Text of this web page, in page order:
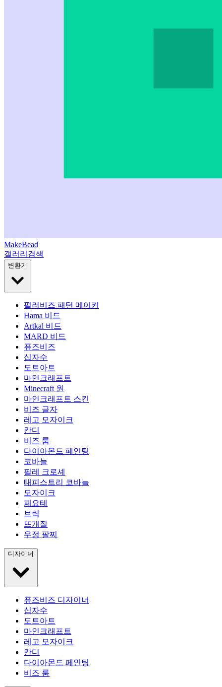
MakeBead
갤러리 검색
변환기
펄러비즈 패턴 메이커
Hama 비드
Artkal 비드
MARD 비드
퓨즈비즈
십자수
도트아트
마인크래프트
Minecraft 원
마인크래프트 스킨
비즈 글자
레고 모자이크
칸디
비즈 룸
다이아몬드 페인팅
코바늘
필레 크로셰
태피스트리 코바늘
모자이크
페요테
브릭
뜨개질
우정 팔찌
디자이너
퓨즈비즈 디자이너
십자수
도트아트
마인크래프트
레고 모자이크
칸디
다이아몬드 페인팅
비즈 룸